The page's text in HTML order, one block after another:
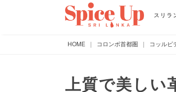
スリラ
HOME | コロンボ首都圏 | コッルピ
上質で美し